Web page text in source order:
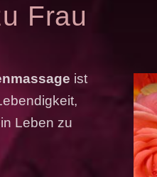
Frau
ist
Leben zu